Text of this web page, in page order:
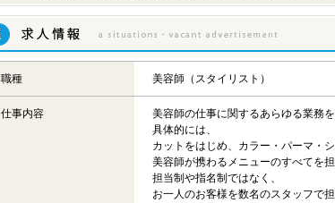
職種
美容師（スタイリスト）
仕事内容
美容師の仕事に関するあらゆる業務を
具体的には、
カットをはじめ、カラー・パーマ・
美容師が携わるメニューのすべてを
担当制や指名制ではなく、
お一人のお客様を数名のスタッフで担